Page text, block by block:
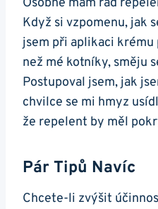
Když si vzpomenu, jak
jsem při aplikaci
než mé kotníky, směju
Postupoval jsem, jak
chvilce se mi hmyz
že repelent by měl
Pár Tipů Navíc
Chcete-li zvýšit